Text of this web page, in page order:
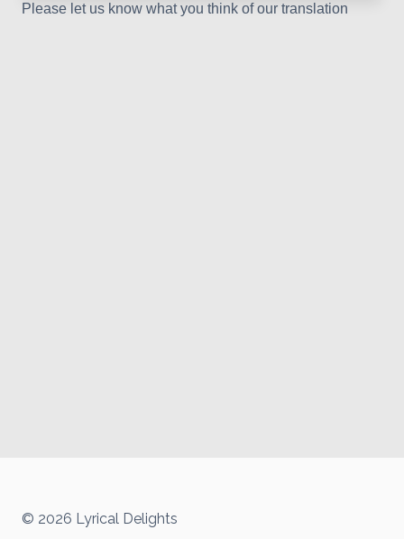
Please let us know what you think of our translation
© 2026 Lyrical Delights